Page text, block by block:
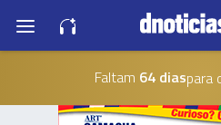
Faltam 64 diaspara